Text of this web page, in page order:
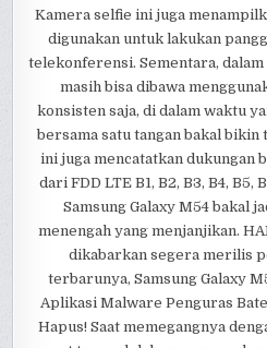
Kamera selfie ini juga
digunakan untuk lakukan
telekonferensi. Sementara,
masih bisa dibawa
konsisten saja, di dalam waktu
bersama satu tangan bakal bikin
ini juga mencatatkan dukungan
dari FDD LTE B1, B2, B3, B4, B5,
Samsung Galaxy M54 bakal
menengah yang menjanjikan.
dikabarkan segera merilis
terbarunya, Samsung Galaxy
Aplikasi Malware Penguras
Hapus! Saat memegangnya